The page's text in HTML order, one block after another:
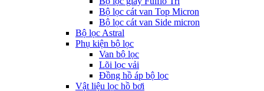
Bộ lọc cát van Top Micron
Bộ lọc cát van Side micron
Bộ lọc Astral
Phụ kiện bộ lọc
Van bộ lọc
Lõi lọc vải
Đồng hồ áp bộ lọc
Vật liệu lọc hồ bơi